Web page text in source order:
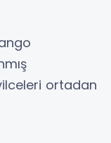
ortadan